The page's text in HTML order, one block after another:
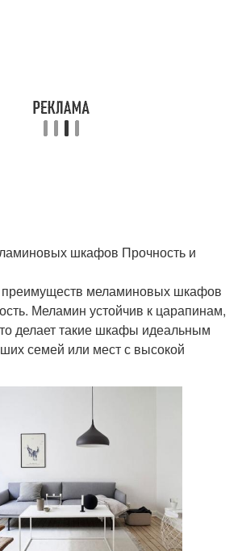
шкафов Прочность и
меламиновых шкафов
Меламин устойчив к царапинам,
делает такие шкафы идеальным
семей или мест с высокой